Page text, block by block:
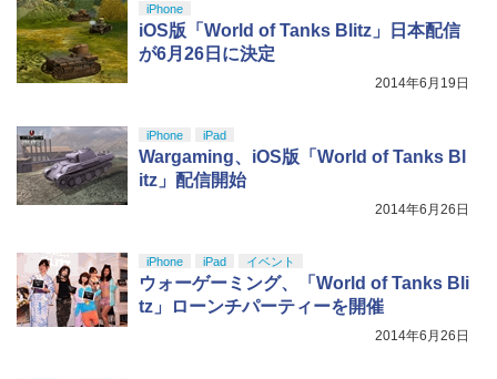
5
ルアイドルクラブ Bloom Garden Part
￥8,589
iPhone
iOS版「World of Tanks Blitz」日本配信
が6月26日に決定
2014年6月19日
iPhone iPad
Wargaming、iOS版「World of Tanks Bl
itz」配信開始
2014年6月26日
iPhone iPad イベント
ウォーゲーミング、「World of Tanks Bli
tz」ローンチパーティーを開催
2014年6月26日